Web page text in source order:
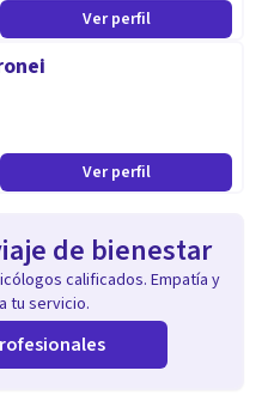
Ver perfil
Ver perfil
de bienestar
calificados. Empatía y
tu servicio.